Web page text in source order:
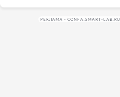
РЕКЛАМА • CONFA.SMART-LAB.RU